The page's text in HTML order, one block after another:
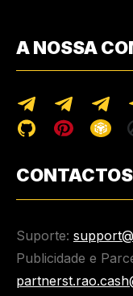
A NOSSA
CONTACTOS
Suporte:
Publicidade e